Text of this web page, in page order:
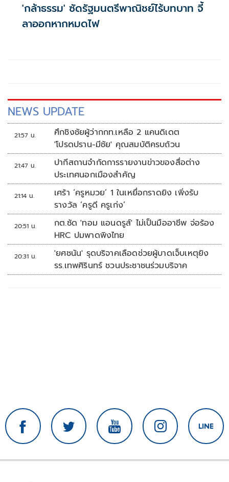
'กล้าธรรม' ซัดรัฐมนตรีพาณิชย์ไร้บทบาท จี้
ลาออกหากหมดไฟ
NEWS UPDATE
21:57 น.
ศึกชิงชัยผู้ว่ากกท.เหลือ 2 แคนดิเดต
'โปรดปราน-มีชัย' คุณสมบัติครบถ้วน
21:47 น.
ปากีสถานจำกัดการรายงานข่าวของสื่อต่าง
ประเทศนอกเมืองสำคัญ
21:14 น.
เศร้า ‘ครูหมวย’ 1 ในเหยื่อกราดยิง เพิ่งรับ
รางวัล ‘ครูดี ครูเก่ง’
20:51 น.
กต.ซัด 'ทอม แอนดรูส์' ไม่เป็นมืออาชีพ จ่อร้อง
HRC ปมพาดพิงไทย
20:31 น.
'ยศชนัน' รุดบริจาคเลือดช่วยผู้บาดเจ็บเหตุยิง
รร.เทพศิรินทร์ ชวนประชาชนร่วมบริจาค